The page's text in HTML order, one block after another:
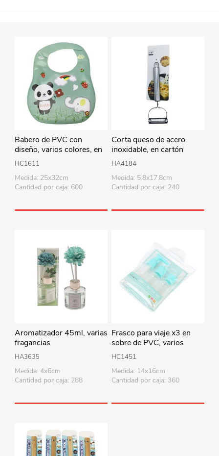
Babero de PVC con
diseño, varios colores, en
bolsa
HC1611
Medida: 25x32cm
Cantidad por caja: 600
Corta queso de acero
inoxidable, en cartón
HA4184
Medida: 5.8x17.8cm
Cantidad por caja: 240
Aromatizador 45ml, varias
fragancias
HA3635
Medida: 4x6cm
Cantidad por caja: 288
Frasco para viaje x3 en
sobre de PVC, varios
colores
HC1451
Medida: 14x16cm
Cantidad por caja: 360